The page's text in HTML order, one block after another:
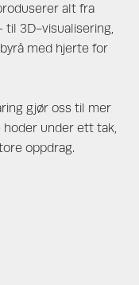
alt fra
til 3D-visualisering,
med hjerte for
gjør oss til mer
hoder under ett tak,
oppdrag.